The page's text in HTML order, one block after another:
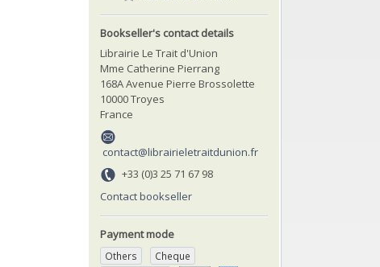
Bookseller's contact details
Librairie Le Trait d'Union
Mme Catherine Pierrang
168A Avenue Pierre Brossolette
10000 Troyes
France
contact@librairieletraitdunion.fr
+33 (0)3 25 71 67 98
Contact bookseller
Payment mode
Others
Cheque